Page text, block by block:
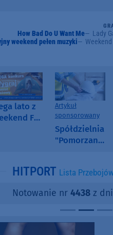
How Bad Do U Want Me
Lady
weekend pełen muzyki
lato z
FM
Artykuł
sponsorowany
Spółdzielnia
"Pomorzanka"
informuje o
i ofertach
najmu
HITPORT Lista
Notowanie nr 4438z